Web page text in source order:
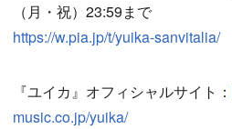
（月・祝）23:59まで
https://w.pia.jp/t/yuika-sanvitalia/
『ユイカ』オフィシャルサイト：
music.co.jp/yuika/